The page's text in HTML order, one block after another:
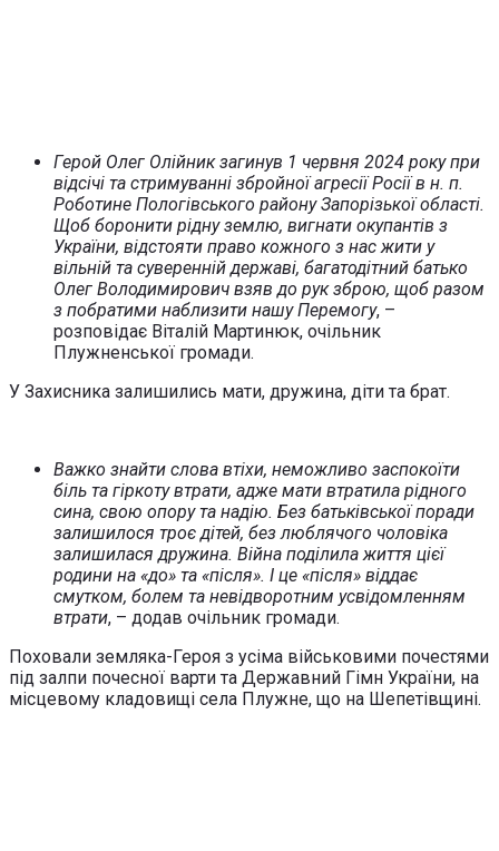
Герой Олег Олійник загинув 1 червня 2024 року при
відсічі та стримуванні збройної агресії Росії в н. п.
Роботине Пологівського району Запорізької області.
Щоб боронити рідну землю, вигнати окупантів з
України, відстояти право кожного з нас жити у
вільній та суверенній державі, багатодітний батько
Олег Володимирович взяв до рук зброю, щоб разом
з побратими наблизити нашу Перемогу, –
розповідає Віталій Мартинюк, очільник
Плужненської громади.
У За­хис­ни­ка за­ли­ши­лись ма­ти, дру­жи­на, ді­ти та брат.
Важко знайти слова втіхи, неможливо заспокоїти
біль та гіркоту втрати, адже мати втратила рідного
сина, свою опору та надію. Без батьківської поради
залишилося троє дітей, без люблячого чоловіка
залишилася дружина. Війна поділила життя цієї
родини на «до» та «після». І це «після» віддає
смутком, болем та невідворотним усвідомленням
втрати, – додав очільник громади.
Поховали земляка-Героя з усіма військовими почестями
під залпи почесної варти та Державний Гімн України, на
місцевому кладовищі села Плужне, що на Шепетівщині.